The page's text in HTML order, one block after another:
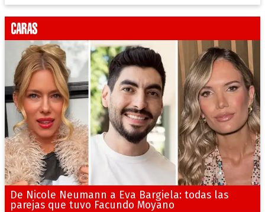
De Nicole Neumann a Eva Bargiela: todas las
parejas que tuvo Facundo Moyano